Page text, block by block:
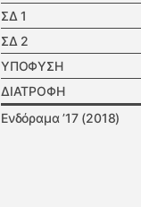
ΣΔ 1
ΣΔ 2
ΥΠΟΦΥΣΗ
ΔΙΑΤΡΟΦΗ
Ενδόραμα ’17 (2018)